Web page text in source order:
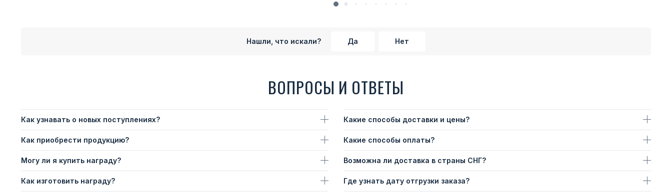
Нашли, что искали? Да Нет
ВОПРОСЫ И ОТВЕТЫ
Как узнавать о новых поступлениях?
Как приобрести продукцию?
Могу ли я купить награду?
Как изготовить награду?
Какие способы доставки и цены?
Какие способы оплаты?
Возможна ли доставка в страны СНГ?
Где узнать дату отгрузки заказа?